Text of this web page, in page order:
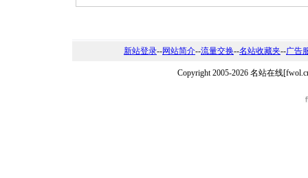
新站登录--网站简介--流量交换--名站收藏夹--广告
Copyright 2005-2026 名站在线